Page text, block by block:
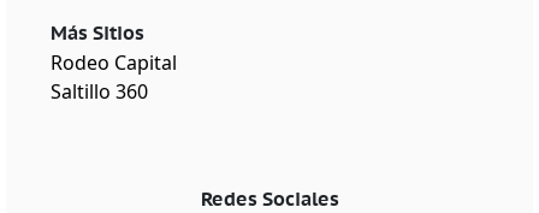
Más Sitios
Rodeo Capital
Saltillo 360
Redes Sociales